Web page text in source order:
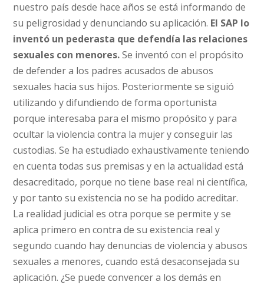
nuestro país desde hace años se está informando de
su peligrosidad y denunciando su aplicación. El SAP lo
inventó un pederasta que defendía las relaciones
sexuales con menores.Se inventó con el propósito
de defender a los padres acusados de abusos
sexuales hacia sus hijos. Posteriormente se siguió
utilizando y difundiendo de forma oportunista
porque interesaba para el mismo propósito y para
ocultar la violencia contra la mujer y conseguir las
custodias. Se ha estudiado exhaustivamente teniendo
en cuenta todas sus premisas y en la actualidad está
desacreditado, porque no tiene base real ni científica,
y por tanto su existencia no se ha podido acreditar.
La realidad judicial es otra porque se permite y se
aplica primero en contra de su existencia real y
segundo cuando hay denuncias de violencia y abusos
sexuales a menores, cuando está desaconsejada su
aplicación. ¿Se puede convencer a los demás en